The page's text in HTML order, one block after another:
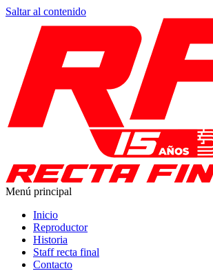
Saltar al contenido
Menú principal
Inicio
Reproductor
Historia
Staff recta final
Contacto